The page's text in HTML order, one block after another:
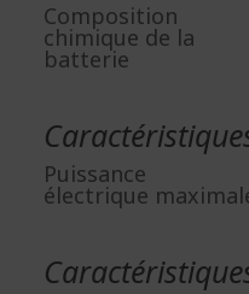
Composition
chimique de la
batterie
Puissance
électrique